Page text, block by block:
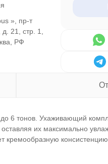
», пр-т
21, стр. 1,
РФ
6 тонов. Ухаживающий
их максимально
кремообразную